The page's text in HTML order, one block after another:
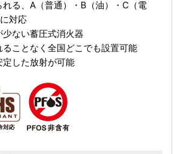
る、A（普通）・B（油）・C（電
対応
ない蓄圧式消火器
ことなく全国どこでも設置可能
した放射が可能